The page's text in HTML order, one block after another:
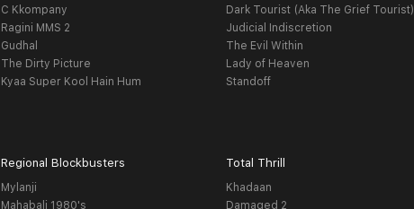
C Kkompany
Ragini MMS 2
Gudhal
The Dirty Picture
Kyaa Super Kool Hain Hum
Dark Tourist (Aka The Grief Tourist)
Judicial Indiscretion
The Evil Within
Lady of Heaven
Standoff
Regional Blockbusters
Mylanji
Mahabali 1980's
Total Thrill
Khadaan
Damaged 2